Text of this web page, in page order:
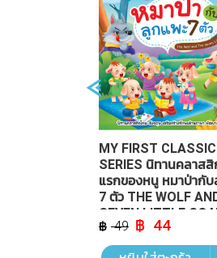
MY FIRST
SERIES นิทานคลาสสิ
แรกของหนู หมาป่ากั
7 ตัว THE WOLF
SEVEN LITTLE
49 Original
price
was:
44Current
price
is: